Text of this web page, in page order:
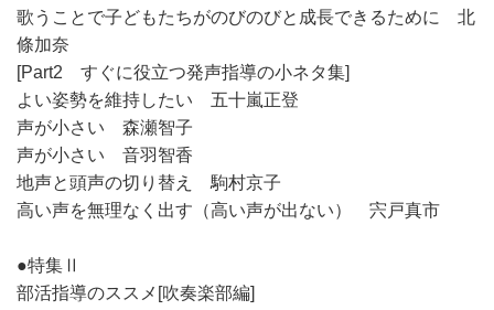
歌うことで子どもたちがのびのびと成長できるために 北
條加奈
[Part2 すぐに役立つ発声指導の小ネタ集]
よい姿勢を維持したい 五十嵐正登
声が小さい 森瀬智子
声が小さい 音羽智香
地声と頭声の切り替え 駒村京子
高い声を無理なく出す（高い声が出ない） 宍戸真市
●特集Ⅱ
部活指導のススメ[吹奏楽部編]